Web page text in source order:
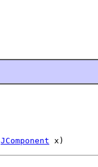
JComponent x)